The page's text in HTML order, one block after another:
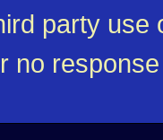
party
no